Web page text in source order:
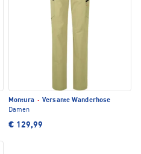
Montura · Versante Wanderhose
Damen
€ 129,99